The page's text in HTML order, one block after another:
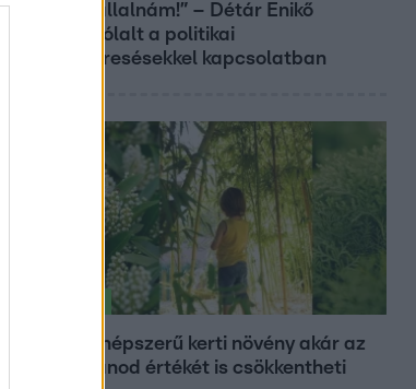
sem vállalnám!” – Détár Enikő
megszólalt a politikai
megkeresésekkel kapcsolatban
Ez a 3 népszerű kerti növény akár az
ingatlanod értékét is csökkentheti